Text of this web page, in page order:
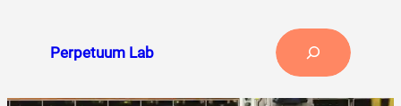
sadržajaPerpetuum Lab
Search